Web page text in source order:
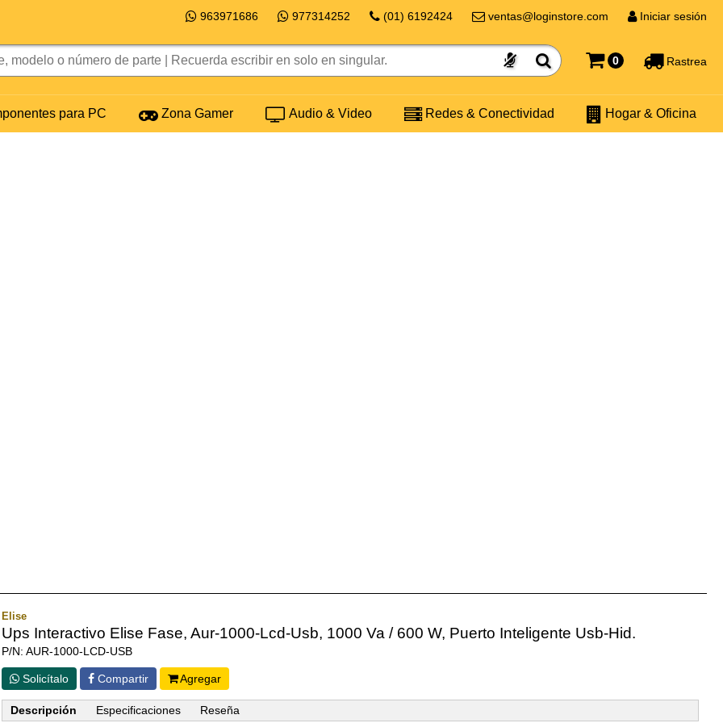
963971686 977314252 (01) 6192424 ventas@loginstore.com Iniciar sesión
0 Rastrea
para PC Zona Gamer Audio & Video Redes & Conectividad Hogar & Oficina
Elise
Ups Interactivo Elise Fase, Aur-1000-Lcd-Usb, 1000 Va / 600 W, Puerto Inteligente Usb-Hid.
P/N: AUR-1000-LCD-USB
Solicítalo Compartir Agregar
Descripción Especificaciones Reseña